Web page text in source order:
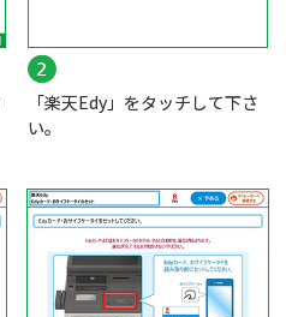
「楽天Edy」をタッチして下さ
い。